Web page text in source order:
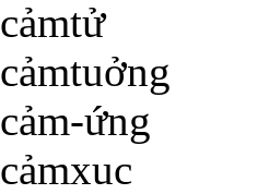
cảmtử
cảmtuởng
cảm-ứng
cảmxuc